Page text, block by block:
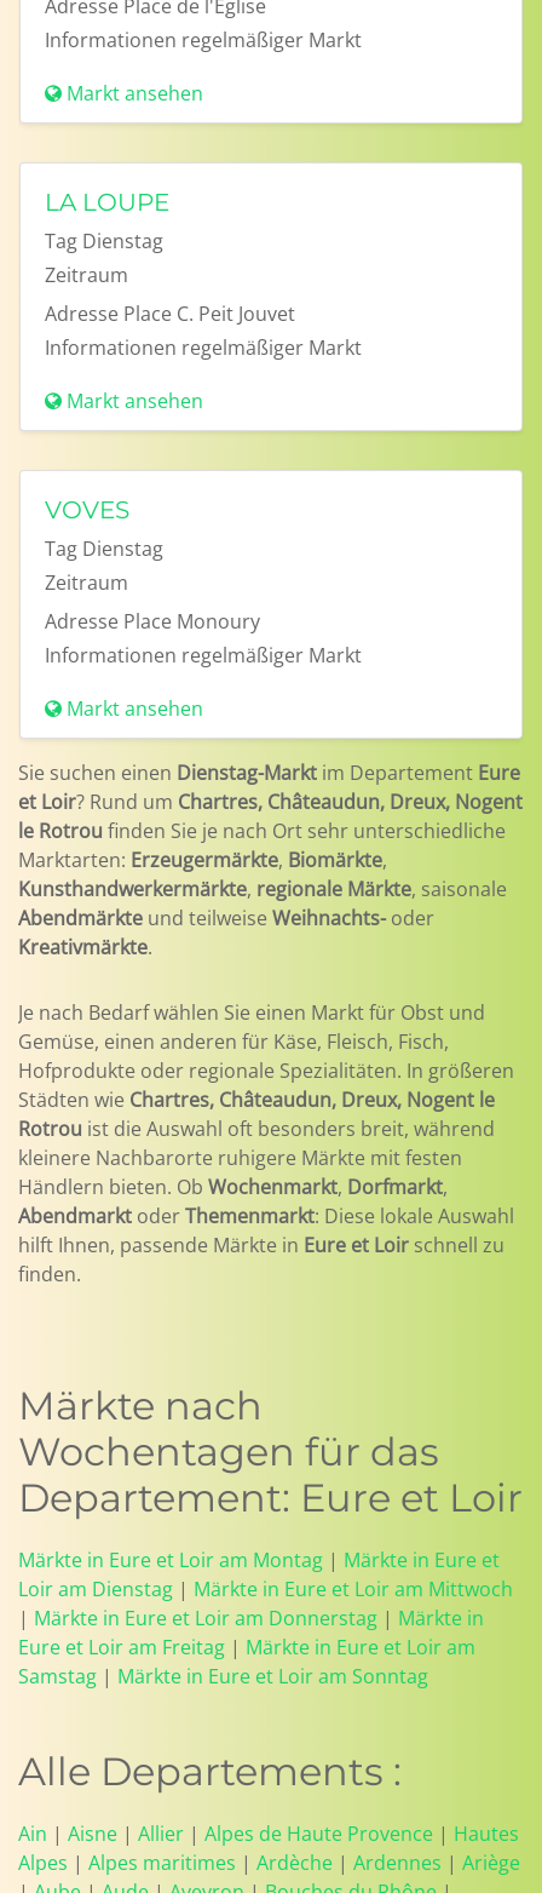
Adresse Place de l'Eglise
Informationen regelmäßiger Markt
Markt ansehen
LA LOUPE
Tag Dienstag
Zeitraum
Adresse Place C. Peit Jouvet
Informationen regelmäßiger Markt
Markt ansehen
VOVES
Tag Dienstag
Zeitraum
Adresse Place Monoury
Informationen regelmäßiger Markt
Markt ansehen
Sie suchen einen Dienstag-Markt im Departement Eure
et Loir? Rund um Chartres, Châteaudun, Dreux, Nogent
le Rotrou finden Sie je nach Ort sehr unterschiedliche
Marktarten: Erzeugermärkte, Biomärkte,
Kunsthandwerkermärkte, regionale Märkte, saisonale
Abendmärkte und teilweise Weihnachts- oder
Kreativmärkte.
Je nach Bedarf wählen Sie einen Markt für Obst und
Gemüse, einen anderen für Käse, Fleisch, Fisch,
Hofprodukte oder regionale Spezialitäten. In größeren
Städten wie Chartres, Châteaudun, Dreux, Nogent le
Rotrou ist die Auswahl oft besonders breit, während
kleinere Nachbarorte ruhigere Märkte mit festen
Händlern bieten. Ob Wochenmarkt, Dorfmarkt,
Abendmarkt oderThemenmarkt: Diese lokale Auswahl
hilft Ihnen, passende Märkte in Eure et Loir schnell zu
finden.
Märkte nach
Wochentagen für das
Departement: Eure et Loir
Märkte in Eure et Loir am Montag | Märkte in Eure et
Loir am Dienstag | Märkte in Eure et Loir am Mittwoch
| Märkte in Eure et Loir am Donnerstag | Märkte in
Eure et Loir am Freitag | Märkte in Eure et Loir am
Samstag | Märkte in Eure et Loir am Sonntag
Alle Departements :
Ain | Aisne | Allier | Alpes de Haute Provence | Hautes
Alpes | Alpes maritimes | Ardèche | Ardennes | Ariège